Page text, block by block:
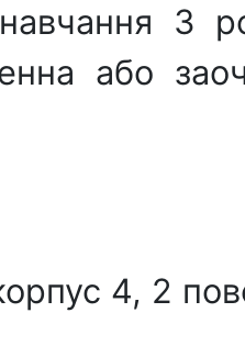
3
або
4, 2